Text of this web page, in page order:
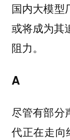
国内大模型
或将成为其
阻力。
A
尽管有部分
代正在走向